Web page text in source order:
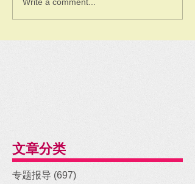
文章分类
专题报导 (697)